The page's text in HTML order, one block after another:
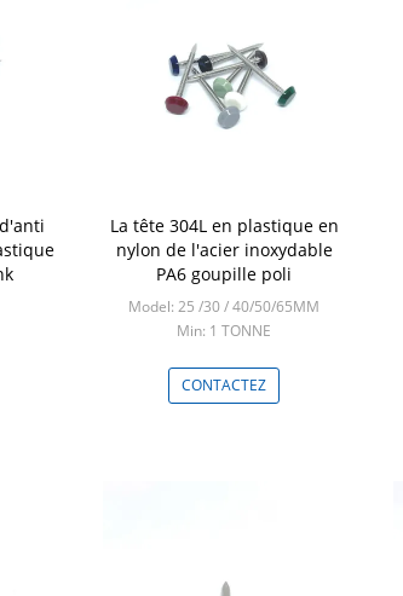
La tête 304L en plastique en
nylon de l'acier inoxydable
PA6 goupille poli
Model: 25 /30 / 40/50/65MM
Min: 1 TONNE
CONTACTEZ